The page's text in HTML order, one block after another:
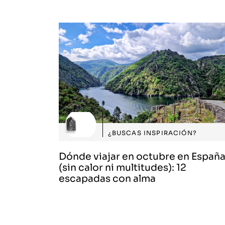
¿BUSCAS INSPIRACIÓN?
Dónde viajar en octubre en España
(sin calor ni multitudes): 12
escapadas con alma